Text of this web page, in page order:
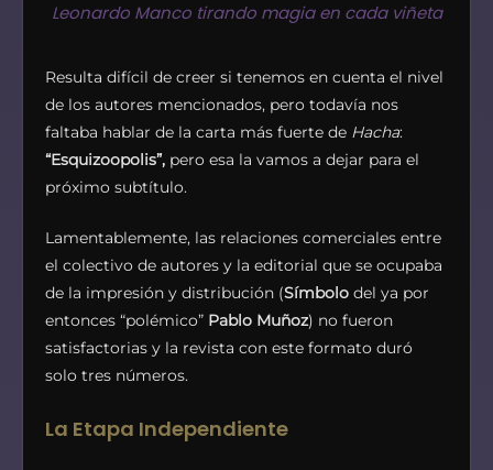
Leonardo Manco tirando magia en cada viñeta
Resulta difícil de creer si tenemos en cuenta el nivel
de los autores mencionados, pero todavía nos
faltaba hablar de la carta más fuerte de Hacha:
“Esquizoopolis”, pero esa la vamos a dejar para el
próximo subtítulo.
Lamentablemente, las relaciones comerciales entre
el colectivo de autores y la editorial que se ocupaba
de la impresión y distribución (Símbolo del ya por
entonces “polémico” Pablo Muñoz) no fueron
satisfactorias y la revista con este formato duró
solo tres números.
La Etapa Independiente